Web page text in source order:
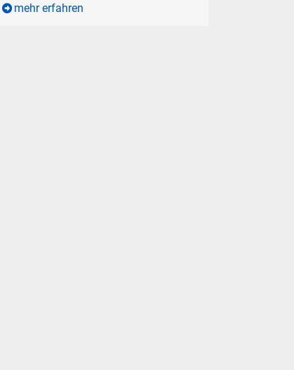
mehr erfahren